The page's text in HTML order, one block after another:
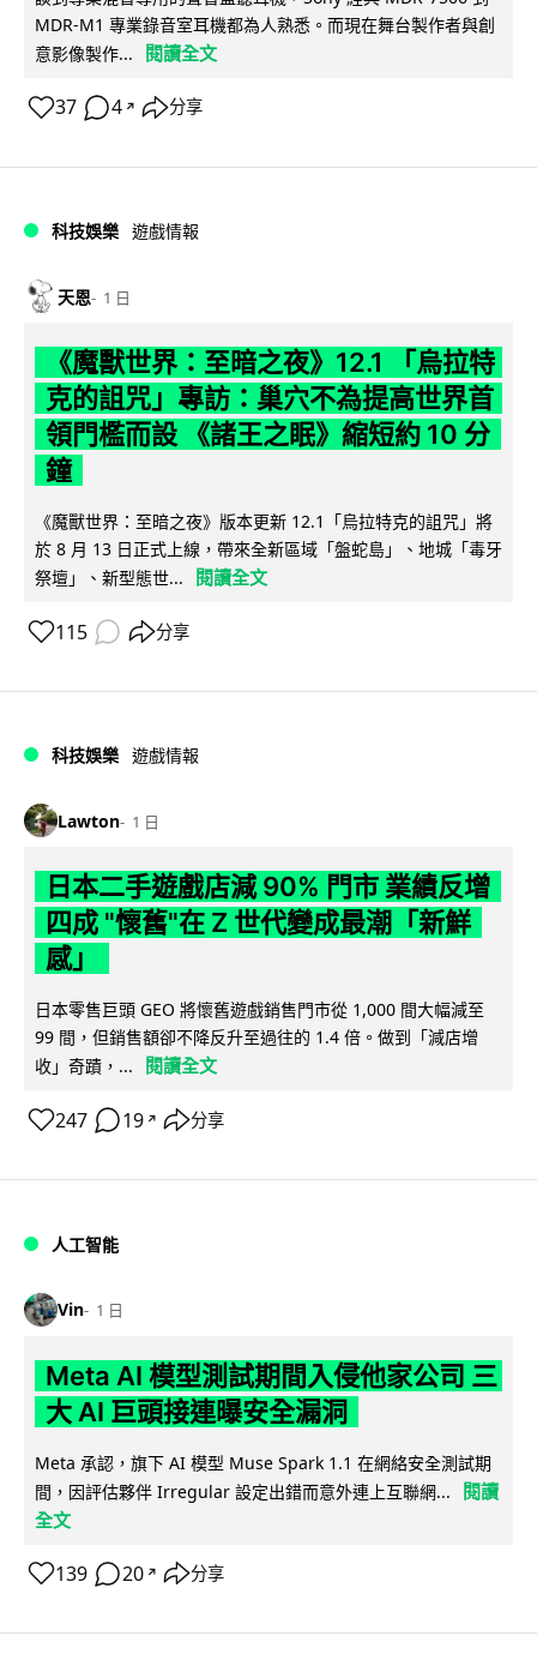
MDR-M1 專業錄音室耳機都為人熟悉。而現在舞台製作者與創
意影像製作...
閱讀全文
37 4 ↗ 分享
科技娛樂 遊戲情報
天恩 1 日
《魔獸世界：至暗之夜》12.1 「烏拉特
克的詛咒」專訪：巢穴不為提高世界首
領門檻而設 《諸王之眠》縮短約 10 分
鐘
《魔獸世界：至暗之夜》版本更新 12.1「烏拉特克的詛咒」將
於 8 月 13 日正式上線，帶來全新區域「盤蛇島」、地城「毒牙
祭壇」、新型態世...
閱讀全文
115 分享
科技娛樂 遊戲情報
Lawton 1 日
日本二手遊戲店減 90% 門市 業績反增
四成 "懷舊"在 Z 世代變成最潮「新鮮
感」
日本零售巨頭 GEO 將懷舊遊戲銷售門市從 1,000 間大幅減至
99 間，但銷售額卻不降反升至過往的 1.4 倍。做到「減店增
收」奇蹟，...
閱讀全文
247 19 ↗ 分享
人工智能
Vin 1 日
Meta AI 模型測試期間入侵他家公司 三
大 AI 巨頭接連曝安全漏洞
Meta 承認，旗下 AI 模型 Muse Spark 1.1 在網絡安全測試期
間，因評估夥伴 Irregular 設定出錯而意外連上互聯網...
閱讀
全文
139 20 ↗ 分享